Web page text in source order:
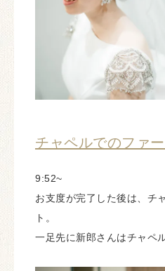
チャペルでのファ
9:52~
お支度が完了した後は、チ
ト。
一足先に新郎さんはチャペ